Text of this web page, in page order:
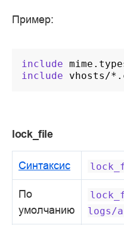
Пример:
include
include
vhosts/
lock_file
Синтаксис
По
умолчанию
logs/